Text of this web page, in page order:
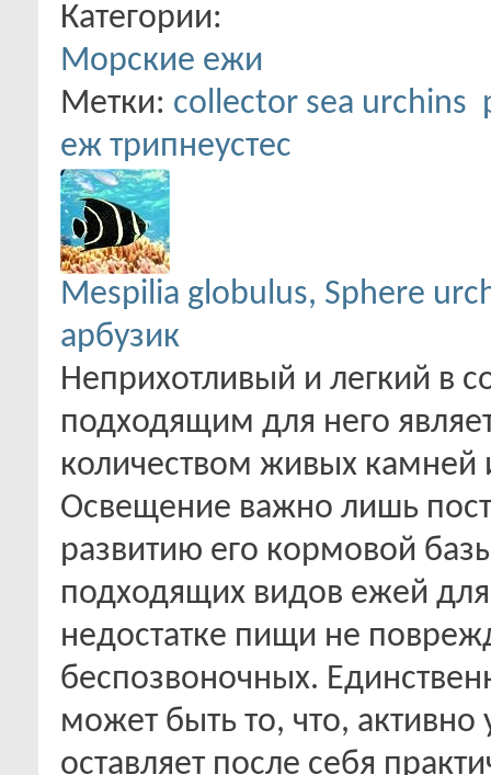
Категории:
Морские ежи
Метки: collector sea urchins
еж трипнеустес
Mespilia globulus, Sphere
арбузик
Неприхотливый и легкий в
подходящим для него
количеством живых камней
Освещение важно лишь
развитию его кормовой
подходящих видов ежей
недостатке пищи не
беспозвоночных.
может быть то, что,
оставляет после себя